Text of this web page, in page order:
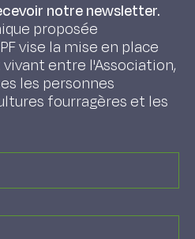
notre newsletter.
proposée
vise la mise en place
entre l'Association,
les personnes
fourragères et les